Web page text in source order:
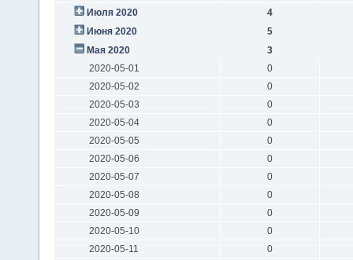
Июля 2020
4
Июня 2020
5
Мая 2020
3
2020-05-01
0
2020-05-02
0
2020-05-03
0
2020-05-04
0
2020-05-05
0
2020-05-06
0
2020-05-07
0
2020-05-08
0
2020-05-09
0
2020-05-10
0
2020-05-11
0